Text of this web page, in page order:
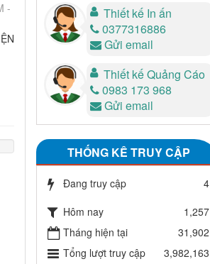
-
Thiết kế In ấn
0377316886
Gửi email
Thiết kế Quảng Cáo
0983 173 968
Gửi email
THỐNG KÊ TRUY CẬP
Đang truy cập
4
Hôm nay
1,257
Tháng hiện tại
31,902
Tổng lượt truy cập
3,982,163